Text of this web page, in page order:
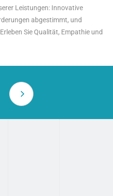
Leistungen: Innovative
abgestimmt, und
Sie Qualität, Empathie und